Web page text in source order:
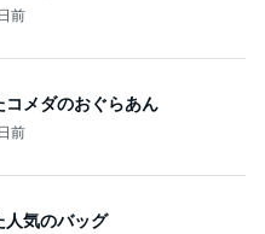
前
コメダのおぐらあん
前
人気のバッグ